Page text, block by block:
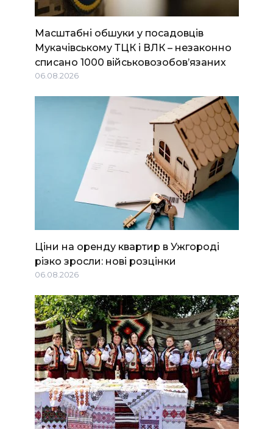
Масштабні обшуки у посадовців
Мукачівському ТЦК і ВЛК – незаконно
списано 1000 військовозобов’язаних
06.08.2026
Ціни на оренду квартир в Ужгороді
різко зросли: нові розцінки
06.08.2026